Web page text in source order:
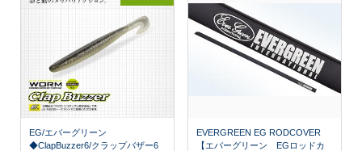
EG/エバーグリーン
◆ClapBuzzer6/クラップバザー6
EVERGREEN EG RODCOVER
【エバーグリーン EGロッドカ